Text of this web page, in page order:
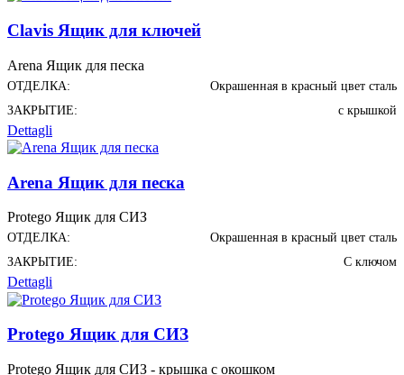
Clavis Ящик для ключей
Arena Ящик для песка
ОТДЕЛКА:
Окрашенная в красный цвет сталь
ЗАКРЫТИЕ:
с крышкой
Dettagli
Arena Ящик для песка
Protego Ящик для СИЗ
ОТДЕЛКА:
Окрашенная в красный цвет сталь
ЗАКРЫТИЕ:
С ключом
Dettagli
Protego Ящик для СИЗ
Protego Ящик для СИЗ - крышка с окошком